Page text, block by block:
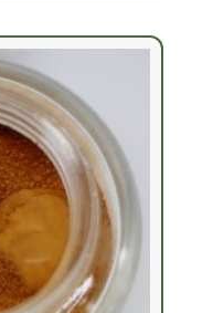
hasta
45,00€